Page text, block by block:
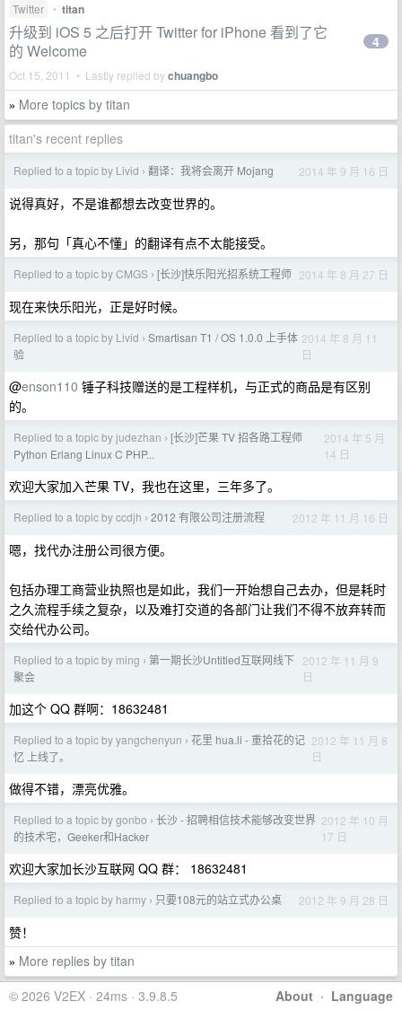
Twitter • titan
升级到 iOS 5 之后打开 Twitter for iPhone 看到了它
的 Welcome
Oct 15, 2011 • Lastly replied bychuangbo
4
» More topics by titan
titan's recent replies
Replied to a topic by Livid › 翻译：我将会离开 Mojang 2014 年 9 月 16 日
说得真好，不是谁都想去改变世界的。
另，那句「真心不懂」的翻译有点不太能接受。
Replied to a topic by CMGS › [长沙]快乐阳光招系统工程师 2014 年 8 月 27 日
现在来快乐阳光，正是好时候。
Replied to a topic by Livid › Smartisan T1 / OS 1.0.0 上手体
验
2014 年 8 月 11
日
@enson110 锤子科技赠送的是工程样机，与正式的商品是有区别
的。
Replied to a topic by judezhan › [长沙]芒果 TV 招各路工程师
Python Erlang Linux C PHP...
2014 年 5 月
14 日
欢迎大家加入芒果 TV，我也在这里，三年多了。
Replied to a topic by ccdjh › 2012 有限公司注册流程 2012 年 11 月 16 日
嗯，找代办注册公司很方便。
包括办理工商营业执照也是如此，我们一开始想自己去办，但是耗时
之久流程手续之复杂，以及难打交道的各部门让我们不得不放弃转而
交给代办公司。
Replied to a topic by ming › 第一期长沙Untitled互联网线下
聚会
2012 年 11 月 9
日
加这个 QQ 群啊：18632481
Replied to a topic by yangchenyun › 花里 hua.li - 重拾花的记
忆 上线了。
2012 年 11 月 8
日
做得不错，漂亮优雅。
Replied to a topic by gonbo › 长沙 - 招聘相信技术能够改变世界
的技术宅，Geeker和Hacker
2012 年 10 月
17 日
欢迎大家加长沙互联网 QQ 群： 18632481
Replied to a topic by harmy › 只要108元的站立式办公桌 2012 年 9 月 28 日
赞！
» More replies by titan
About · Language
© 2026 V2EX · 24ms · 3.9.8.5